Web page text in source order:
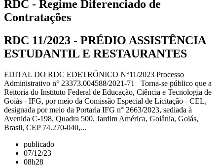
RDC - Regime Diferenciado de
Contratações
RDC 11/2023 - PRÉDIO ASSISTÊNCIA
ESTUDANTIL E RESTAURANTES
EDITAL DO RDC EDETRÔNICO N°11/2023 Processo
Administrativo n° 23373.004588/2021-71 Torna-se público que a
Reitoria do Instituto Federal de Educação, Ciência e Tecnologia de
Goiás - IFG, por meio da Comissão Especial de Licitação - CEL,
designada por meio da Portaria IFG n° 2663/2023, sediada à
Avenida C-198, Quadra 500, Jardim América, Goiânia, Goiás,
Brasil, CEP 74.270-040,...
publicado
07/12/23
08h28